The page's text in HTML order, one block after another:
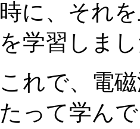
時に、それ
を学習しま
これで、電
たって学ん